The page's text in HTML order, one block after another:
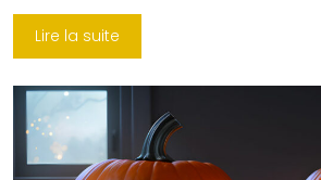
Lire la suite